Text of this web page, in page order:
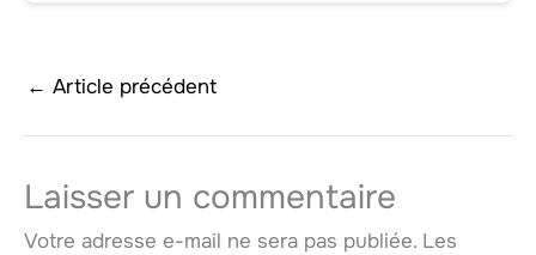
← Article précédent
Laisser un commentaire
Votre adresse e-mail ne sera pas publiée. Les